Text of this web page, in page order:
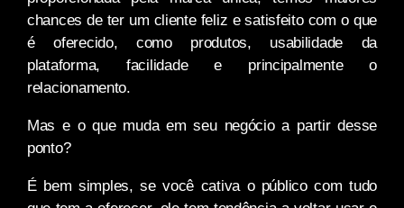
chances de ter um cliente feliz e satisfeito com o que
é oferecido, como produtos, usabilidade da
plataforma, facilidade e principalmente o
relacionamento.
Mas e o que muda em seu negócio a partir desse
ponto?
É bem simples, se você cativa o público com tudo